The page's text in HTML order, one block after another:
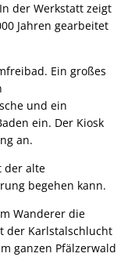
der Werkstatt zeigt
Jahren gearbeitet
Ein großes
und ein
ein. Der Kiosk
an.
der alte
begehen kann.
Wanderer die
der Karlstalschlucht
ganzen Pfälzerwald